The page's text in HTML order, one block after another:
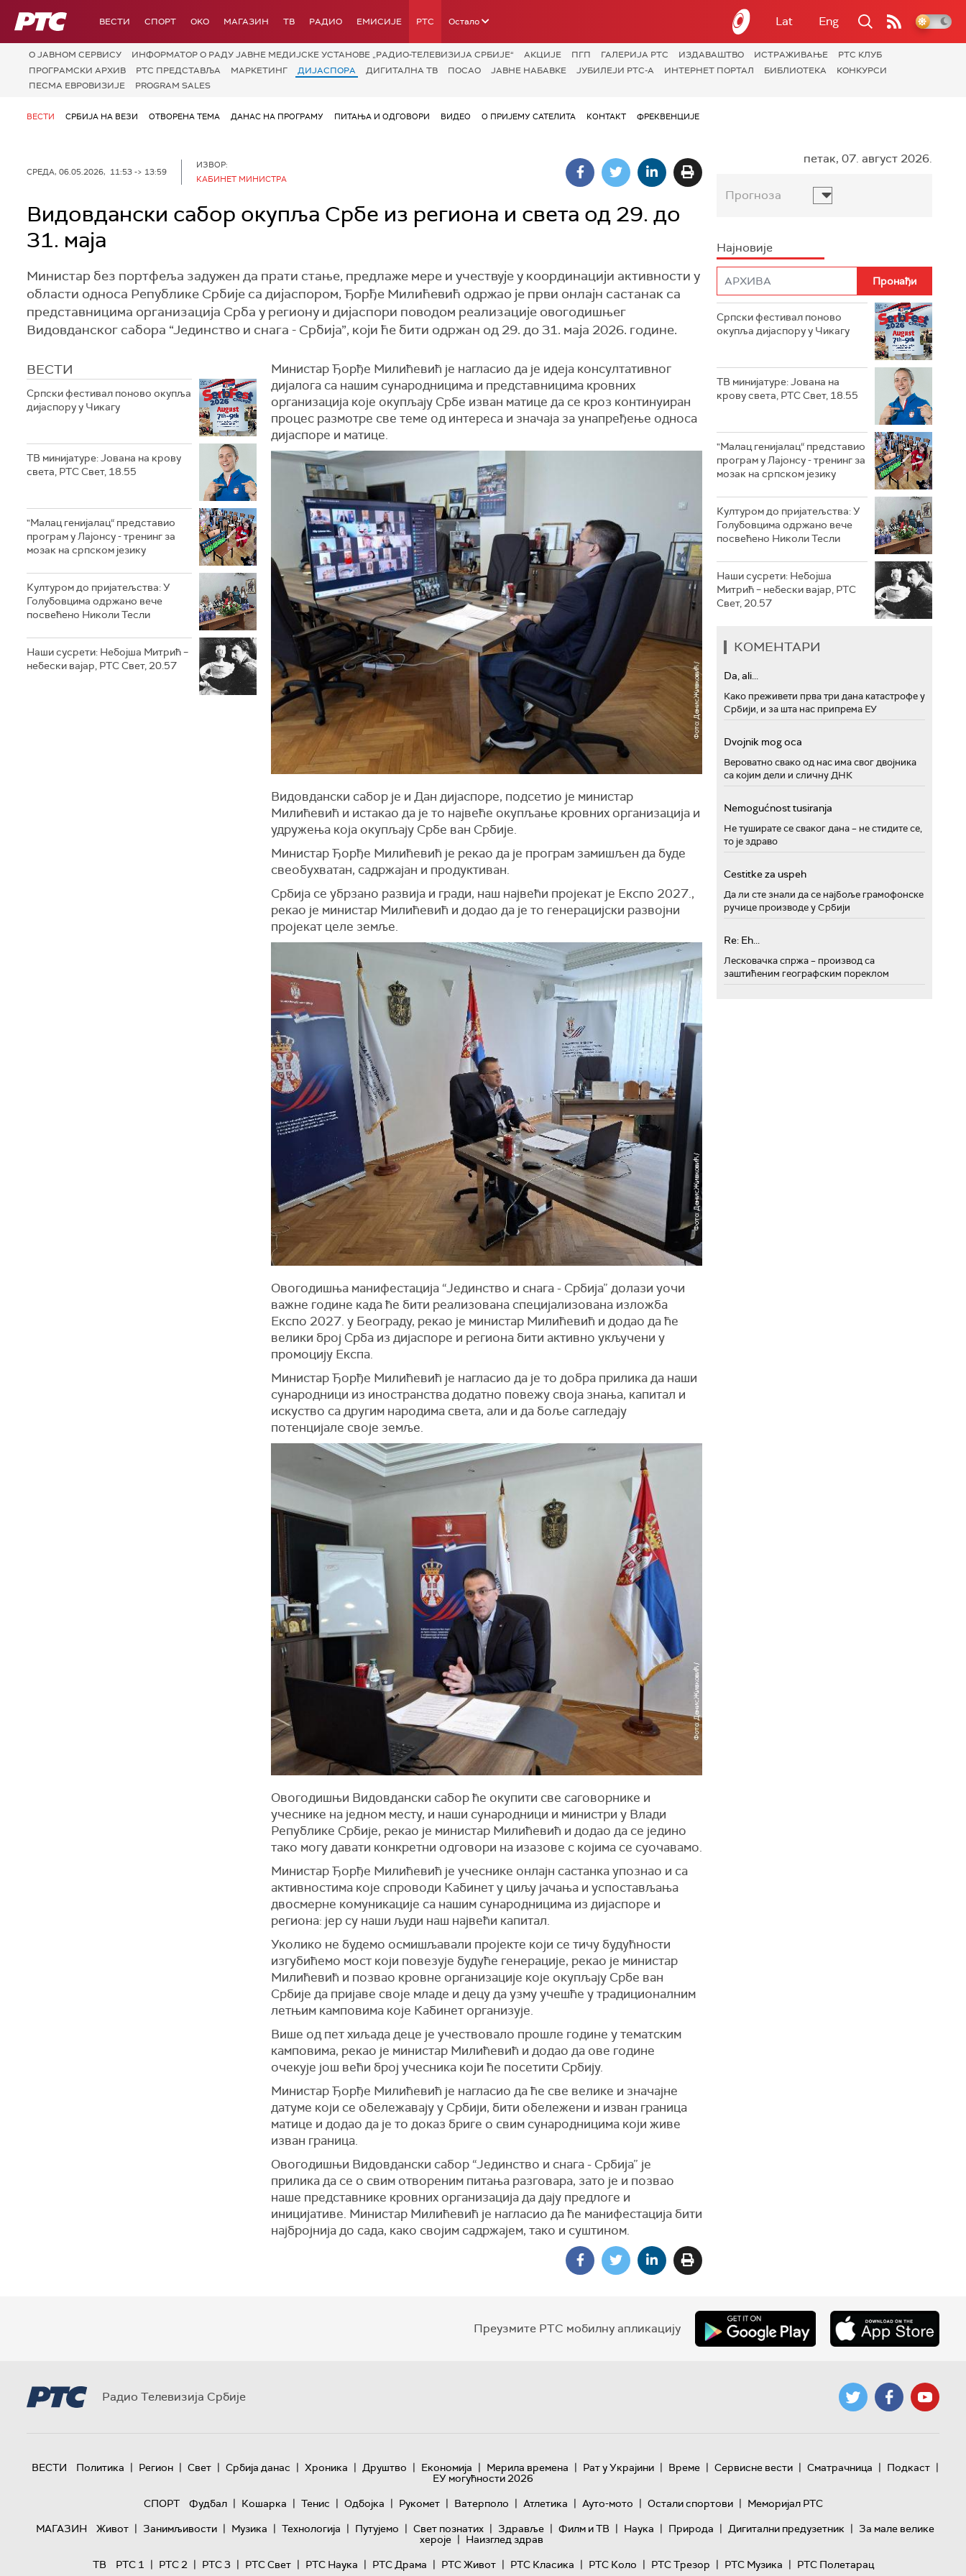
РТС ВЕСТИ СПОРТ OKO МАГАЗИН ТВ РАДИО ЕМИСИЈЕ РТС Остало Lat Eng
О JАВНОМ СЕРВИСУ ИНФОРМАТОР О РАДУ ЈАВНЕ МЕДИЈСКЕ УСТАНОВЕ „РАДИО-ТЕЛЕВИЗИЈА СРБИЈЕ“ АКЦИЈЕ ПГП ГАЛЕРИЈА РТС ИЗДАВАШТВО ИСТРАЖИВАЊЕ
РТС КЛУБ
ПРОГРАМСКИ АРХИВ
РТС ПРЕДСТАВЉА МАРКЕТИНГ ДИЈАСПОРА ДИГИТАЛНА ТВ ПОСАО ЈАВНЕ НАБАВКЕ ЈУБИЛЕЈИ РТС-А ИНТЕРНЕТ ПОРТАЛ БИБЛИОТЕКА
КОНКУРСИ
ПЕСМА ЕВРОВИЗИЈЕ
PROGRAM SALES
ВЕСТИ СРБИЈА НА ВЕЗИ ОТВОРЕНА ТЕМА ДАНАС НА ПРОГРАМУ ПИТАЊА И ОДГОВОРИ ВИДЕО О ПРИЈЕМУ САТЕЛИТА КОНТАКТ ФРЕКВЕНЦИЈЕ
СРЕДА, 06.05.2026, 11:53 -> 13:59
ИЗВОР:
КАБИНЕТ МИНИСТРА
Видовдански сабор окупља Србе из региона и света од 29. до
31. маја
Министар без портфеља задужен да прати стање, предлаже мере и учествује у координацији активности у
области односа Републике Србије са дијаспором, Ђорђе Милићевић одржао је први онлајн састанак са
представницима организација Срба у региону и дијаспори поводом реализације овогодишњег
Видовданског сабора “Јединство и снага - Србија”, који ће бити одржан од 29. до 31. маја 2026. године.
ВЕСТИ
Српски фестивал поново окупља
дијаспору у Чикагу
ТВ минијатуре: Јована на крову
света, РТС Свет, 18.55
"Малац генијалац“ представио
програм у Лајонсу - тренинг за
мозак на српском језику
Културом до пријатељства: У
Голубовцима одржано вече
посвећено Николи Тесли
Наши сусрети: Небојша Митрић –
небески вајар, РТС Свет, 20.57
Министар Ђорђе Милићевић је нагласио да је идеја консултативног
дијалога са нашим сународницима и представницима кровних
организација које окупљају Србе изван матице да се кроз континуиран
процес размотре све теме од интереса и значаја за унапређење односа
дијаспоре и матице.
Видовдански сабор је и Дан дијаспоре, подсетио је министар
Милићевић и истакао да је то највеће окупљање кровних организација и
удружења која окупљају Србе ван Србије.
Министар Ђорђе Милићевић је рекао да је програм замишљен да буде
свеобухватан, садржајан и продуктиван.
Србија се убрзано развија и гради, наш највећи пројекат је Експо 2027.,
рекао је министар Милићевић и додао да је то генерацијски развојни
пројекат целе земље.
Овогодишња манифестација “Јединство и снага - Србија” долази уочи
важне године када ће бити реализована специјализована изложба
Експо 2027. у Београду, рекао је министар Милићевић и додао да ће
велики број Срба из дијаспоре и региона бити активно укључени у
промоцију Експа.
Министар Ђорђе Милићевић је нагласио да је то добра прилика да наши
сународници из иностранства додатно повежу своја знања, капитал и
искуство са другим народима света, али и да боље сагледају
потенцијале своје земље.
Овогодишњи Видовдански сабор ће окупити све саговорнике и
учеснике на једном месту, и наши сународници и министри у Влади
Републике Србије, рекао је министар Милићевић и додао да се једино
тако могу давати конкретни одговори на изазове с којима се суочавамо.
Министар Ђорђе Милићевић је учеснике онлајн састанка упознао и са
активностима које спроводи Кабинет у циљу јачања и успостављања
двосмерне комуникације са нашим сународницима из дијаспоре и
региона: јер су наши људи наш највећи капитал.
Уколико не будемо осмишљавали пројекте који се тичу будућности
изгубићемо мост који повезује будуће генерације, рекао је министар
Милићевић и позвао кровне организације које окупљају Србе ван
Србије да пријаве своје младе и децу да узму учешће у традиционалним
летњим камповима које Кабинет организује.
Више од пет хиљада деце је учествовало прошле године у тематским
камповима, рекао је министар Милићевић и додао да ове године
очекује још већи број учесника који ће посетити Србију.
Министар Ђорђе Милићевић је нагласио да ће све велике и значајне
датуме који се обележавају у Србији, бити обележени и изван граница
матице и додао да је то доказ бриге о свим сународницима који живе
изван граница.
Овогодишњи Видовдански сабор “Јединство и снага - Србија” је
прилика да се о свим отвореним питања разговара, зато је и позвао
наше представнике кровних организација да дају предлоге и
иницијативе. Министар Милићевић је нагласио да ће манифестација бити
најбројнија до сада, како својим садржајем, тако и суштином.
петак, 07. август 2026.
Прогноза
Најновије
Српски фестивал поново
окупља дијаспору у Чикагу
ТВ минијатуре: Јована на
крову света, РТС Свет, 18.55
"Малац генијалац“ представио
програм у Лајонсу - тренинг за
мозак на српском језику
Културом до пријатељства: У
Голубовцима одржано вече
посвећено Николи Тесли
Наши сусрети: Небојша
Митрић – небески вајар, РТС
Свет, 20.57
КОМЕНТАРИ
Da, ali...
Како преживети прва три дана катастрофе у
Србији, и за шта нас припрема ЕУ
Dvojnik mog oca
Вероватно свако од нас има свог двојника
са којим дели и сличну ДНК
Nemogućnost tusiranja
Не туширате се сваког дана – не стидите се,
то је здраво
Cestitke za uspeh
Да ли сте знали да се најбоље грамофонске
ручице производе у Србији
Re: Eh...
Лесковачка спржа – производ са
заштићеним географским пореклом
Преузмите РТС мобилну апликацију
Радио Телевизија Србије
ВЕСТИ Политика | Регион | Свет | Србија данас | Хроника | Друштво | Економија | Мерила времена | Рат у Украјини | Време | Сервисне вести | Сматрачница | Подкаст |
ЕУ могућности 2026
СПОРТ
Фудбал | Кошарка | Тенис | Одбојка | Рукомет | Ватерполо | Атлетика | Ауто-мото | Остали спортови | Меморијал РТС
МАГАЗИН
Живот | Занимљивости | Музика | Технологијa | Путујемо | Свет познатих | Здравље | Филм и ТВ | Наука | Природа | Дигитални предузетник | За мале велике
хероје | Наизглед здрав
ТВ
РТС 1 | РТС 2 | РТС 3 | РТС Свет | РТС Наука | РТС Драма | РТС Живот | РТС Класика | РТС Коло | РТС Трезор | РТС Музика | РТС Полетарац